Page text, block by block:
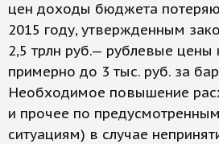
цен доходы бюджета
2015 году, утвержденным
2,5 трлн руб.— рублевые цены
примерно до 3 тыс. руб. за
Необходимое повышение
и прочее по
ситуациям) в случае